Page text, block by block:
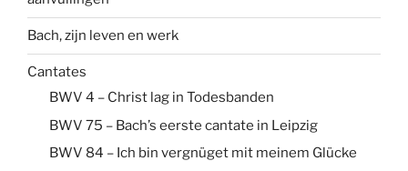
Bach, zijn leven en werk
Cantates
BWV 4 – Christ lag in Todesbanden
BWV 75 – Bach’s eerste cantate in Leipzig
BWV 84 – Ich bin vergnüget mit meinem Glücke